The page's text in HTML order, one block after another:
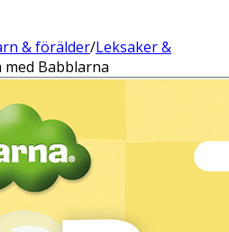
& förälder/Leksaker &
med Babblarna